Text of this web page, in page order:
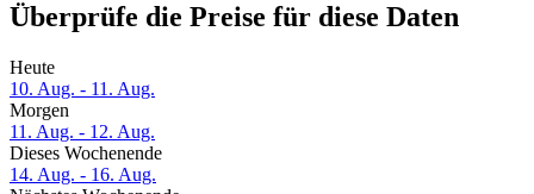
Überprüfe die Preise für diese Daten
Heute
10. Aug. - 11. Aug.
Morgen
11. Aug. - 12. Aug.
Dieses Wochenende
14. Aug. - 16. Aug.